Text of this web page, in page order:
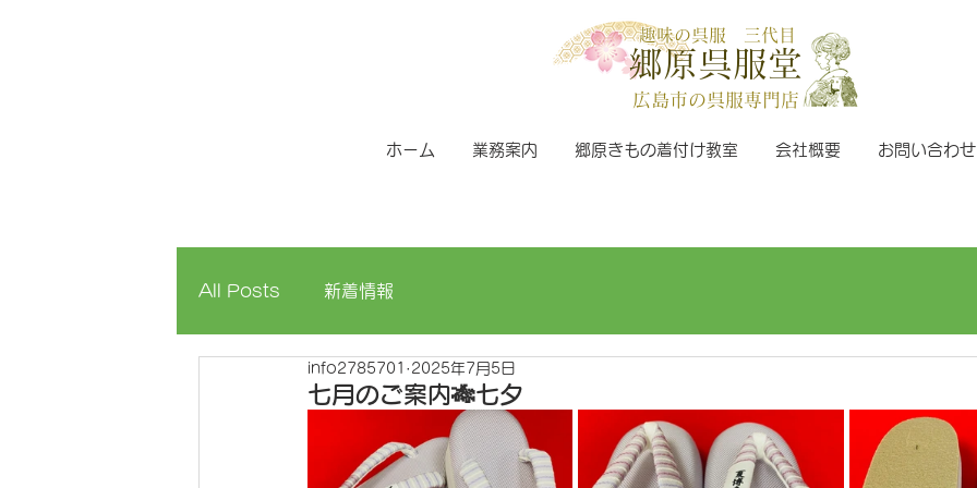
広島市の呉服専門店
趣味の呉服 三代目
郷原呉服堂
ホーム 業務案内 郷原きもの着付け教室 会社概要 お問い合わせ
All Posts 新着情報
七月のご案内🎋七夕
info2785701 2025年7月5日